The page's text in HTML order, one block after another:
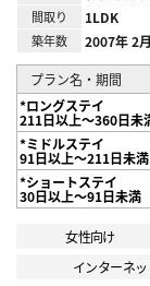
間取り 1LDK
築年数 2007年 2
プラン名・期間
*ロングステイ
211日以上～360日未
*ミドルステイ
91日以上～211日未満
*ショートステイ
30日以上～91日未満
女性向け
インターネ